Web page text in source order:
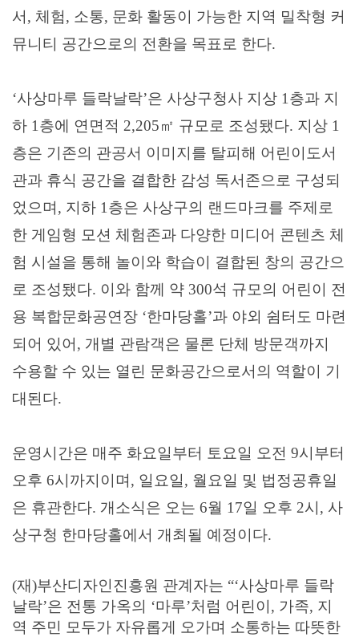
서, 체험, 소통, 문화 활동이 가능한 지역 밀착형 커
뮤니티 공간으로의 전환을 목표로 한다.
‘사상마루 들락날락’은 사상구청사 지상 1 층과 지
하 1 층에 연면적 2,205㎡ 규모로 조성됐다. 지상 1
층은 기존의 관공서 이미지를 탈피해 어린이도서
관과 휴식 공간을 결합한 감성 독서존으로 구성되
었으며, 지하 1 층은 사상구의 랜드마크를 주제로
한 게임형 모션 체험존과 다양한 미디어 콘텐츠 체
험 시설을 통해 놀이와 학습이 결합된 창의 공간으
로 조성됐다. 이와 함께 약 300석 규모의 어린이 전
용 복합문화공연장 ‘한마당홀’과 야외 쉼터도 마련
되어 있어, 개별 관람객은 물론 단체 방문객까지
수용할 수 있는 열린 문화공간으로서의 역할이 기
대된다.
운영시간은 매주 화요일부터 토요일 오전 9시부터
오후 6시까지이며, 일요일, 월요일 및 법정공휴일
은 휴관한다. 개소식은 오는 6월 17일 오후 2시, 사
상구청 한마당홀에서 개최될 예정이다.
(재)부산디자인진흥원 관계자는 “‘사상마루 들락
날락’은 전통 가옥의 ‘마루’처럼 어린이, 가족, 지
역 주민 모두가 자유롭게 오가며 소통하는 따뜻한